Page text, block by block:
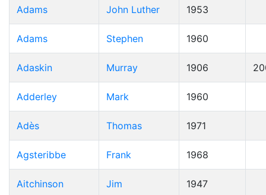
Adams John Luther 1953
Adams Stephen 1960
Adaskin Murray 1906
Adderley Mark 1960
Adès Thomas 1971
Agsteribbe Frank 1968
Aitchinson Jim 1947